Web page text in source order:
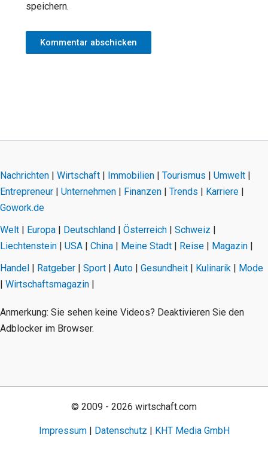
speichern.
Nachrichten | Wirtschaft | Immobilien | Tourismus | Umwelt |
Entrepreneur | Unternehmen | Finanzen | Trends | Karriere |
Gowork.de
Welt | Europa | Deutschland | Österreich | Schweiz |
Liechtenstein | USA | China | Meine Stadt | Reise | Magazin |
Handel | Ratgeber | Sport | Auto | Gesundheit | Kulinarik | Mode
| Wirtschaftsmagazin |
Anmerkung: Sie sehen keine Videos? Deaktivieren Sie den
Adblocker im Browser.
© 2009 - 2026 wirtschaft.com
Impressum| Datenschutz | KHT Media GmbH